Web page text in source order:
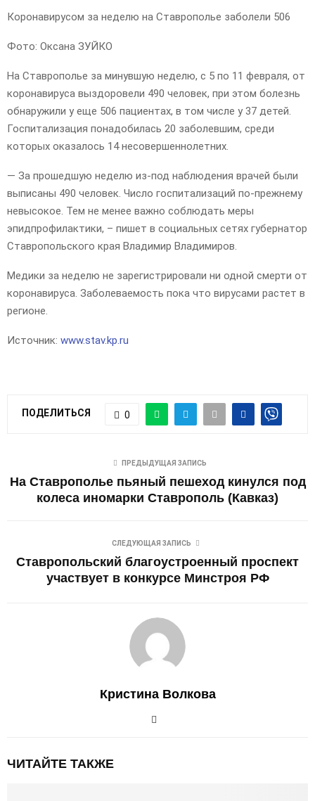
Коронавирусом за неделю на Ставрополье заболели 506
Фото: Оксана ЗУЙКО
На Ставрополье за минувшую неделю, с 5 по 11 февраля, от
коронавируса выздоровели 490 человек, при этом болезнь
обнаружили у еще 506 пациентах, в том числе у 37 детей.
Госпитализация понадобилась 20 заболевшим, среди
которых оказалось 14 несовершеннолетних.
— За прошедшую неделю из-под наблюдения врачей были
выписаны 490 человек. Число госпитализаций по-прежнему
невысокое. Тем не менее важно соблюдать меры
эпидпрофилактики, – пишет в социальных сетях губернатор
Ставропольского края Владимир Владимиров.
Медики за неделю не зарегистрировали ни одной смерти от
коронавируса. Заболеваемость пока что вирусами растет в
регионе.
Источник: www.stav.kp.ru
ПОДЕЛИТЬСЯ 0
ПРЕДЫДУЩАЯ ЗАПИСЬ
На Ставрополье пьяный пешеход кинулся под
колеса иномарки Ставрополь (Кавказ)
СЛЕДУЮЩАЯ ЗАПИСЬ
Ставропольский благоустроенный проспект
участвует в конкурсе Минстроя РФ
Кристина Волкова
ЧИТАЙТЕ ТАКЖЕ